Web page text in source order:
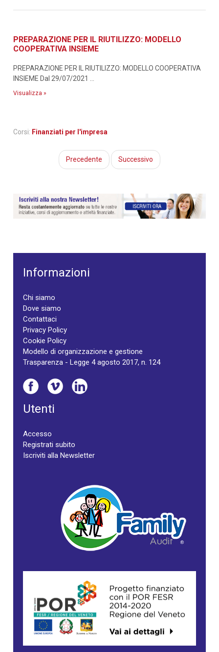
PREPARAZIONE PER IL RIUTILIZZO: MODELLO
COOPERATIVA INSIEME
PREPARAZIONE PER IL RIUTILIZZO: MODELLO COOPERATIVA
INSIEME Dal 29/07/2021 ...
Visualizza »
Corsi: Finanziati per l'impresa
Precedente Successivo
Informazioni
Chi siamo
Dove siamo
Contattaci
Privacy Policy
Cookie Policy
Modello di organizzazione e gestione
Trasparenza - Legge 4 agosto 2017, n. 124
Utenti
Accesso
Registrati subito
Iscriviti alla Newsletter